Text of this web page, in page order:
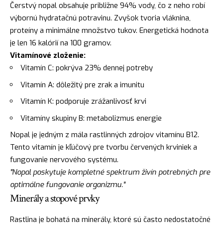
Čerstvý nopal obsahuje približne 94% vody, čo z neho robí
výbornú hydratačnú potravinu. Zvyšok tvoria vláknina,
proteíny a minimálne množstvo tukov. Energetická hodnota
je len 16 kalórií na 100 gramov.
Vitamínové zloženie:
Vitamín C: pokrýva 23% dennej potreby
Vitamín A: dôležitý pre zrak a imunitu
Vitamín K: podporuje zrážanlivosť krvi
Vitamíny skupiny B: metabolizmus energie
Nopal je jedným z mála rastlinných zdrojov vitamínu B12.
Tento vitamín je kľúčový pre tvorbu červených krviniek a
fungovanie nervového systému.
"Nopal poskytuje kompletné spektrum živín potrebných pre
optimálne fungovanie organizmu."
Minerály a stopové prvky
Rastlina je bohatá na minerály, ktoré sú často nedostatočné